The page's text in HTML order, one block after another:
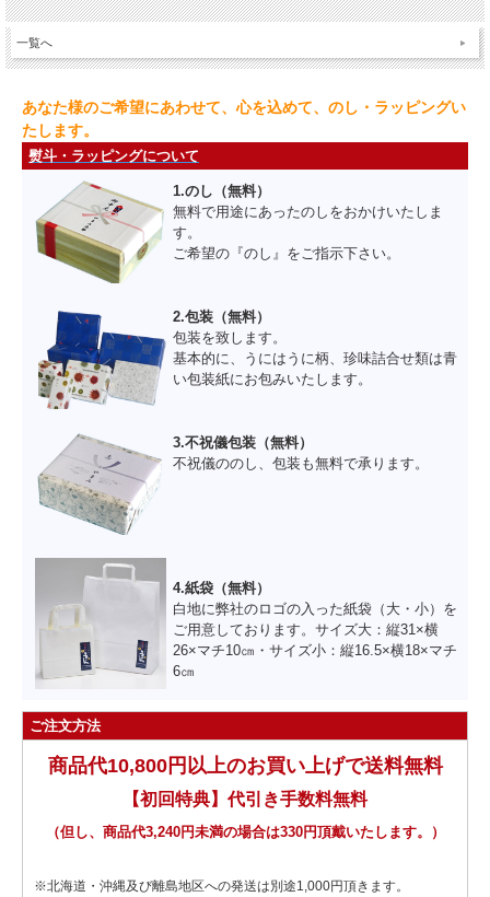
一覧へ
あなた様のご希望にあわせて、心を込めて、のし・ラッピングい
たします。
熨斗・ラッピングについて
1.のし（無料）
無料で用途にあったのしをおかけいたしま
す。
ご希望の『のし』をご指示下さい。
2.包装（無料）
包装を致します。
基本的に、うにはうに柄、珍味詰合せ類は青
い包装紙にお包みいたします。
3.不祝儀包装（無料）
不祝儀ののし、包装も無料で承ります。
4.紙袋（無料）
白地に弊社のロゴの入った紙袋（大・小）を
ご用意しております。サイズ大：縦31×横
26×マチ10㎝・サイズ小：縦16.5×横18×マチ
6㎝
ご注文方法
商品代10,800円以上のお買い上げで送料無料
【初回特典】代引き手数料無料
（但し、商品代3,240円未満の場合は330円頂戴いたします。）
※北海道・沖縄及び離島地区への発送は別途1,000円頂きます。